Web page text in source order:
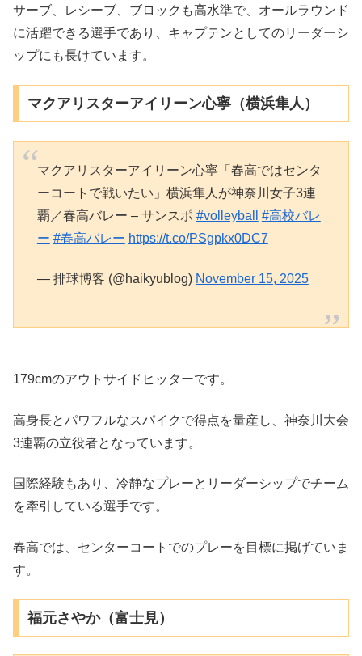
サーブ、レシーブ、ブロックも高水準で、オールラウンド
に活躍できる選手であり、キャプテンとしてのリーダーシ
ップにも長けています。
マクアリスターアイリーン心寧（横浜隼人）
マクアリスターアイリーン心寧「春高ではセンタ
ーコートで戦いたい」横浜隼人が神奈川女子3連
覇／春高バレー – サンスポ #volleyball
#高校バレ
ー #春高バレー https://t.co/PSgpkx0DC7
— 排球博客 (@haikyublog) November 15, 2025
179cmのアウトサイドヒッターです。
高身長とパワフルなスパイクで得点を量産し、神奈川大会
3連覇の立役者となっています。
国際経験もあり、冷静なプレーとリーダーシップでチーム
を牽引している選手です。
春高では、センターコートでのプレーを目標に掲げていま
す。
福元さやか（富士見）